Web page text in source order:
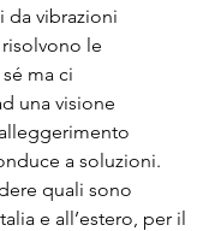
da vibrazioni
le
ma ci
una visione
a soluzioni.
quali sono
e all’estero, per il